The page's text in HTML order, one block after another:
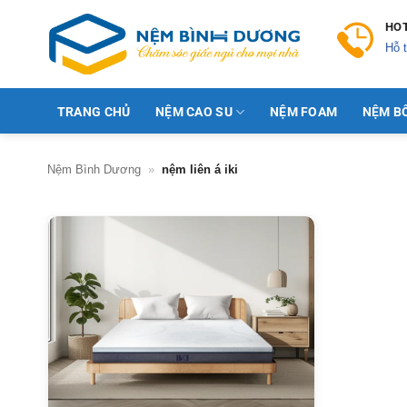
Hỗ
TRANG CHỦ NỆM CAO SU NỆM FOAM NỆM
Nệm Bình Dương » nệm liên á iki